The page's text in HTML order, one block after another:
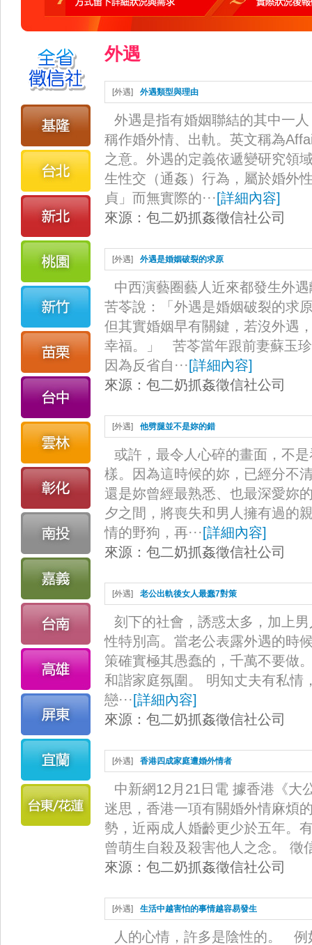
外遇
[外遇] 外遇類型與理由
外遇是指有婚姻聯結的其中一
稱作婚外情、出軌。英文稱為
之意。外遇的定義依遞變研究領
生性交（通姦）行為，屬於婚外
貞」而無實際的··· [詳細內容]
來源： 包二奶抓姦徵信社公司
[外遇] 外遇是婚姻破裂的求原
中西演藝圈藝人近來都發生外
苦苓說：「外遇是婚姻破裂的求
但其實婚姻早有關鍵，若沒外遇
幸福。」 苦苓當年跟前妻蘇玉
因為反省自··· [詳細內容]
來源： 包二奶抓姦徵信社公司
[外遇] 他劈腿並不是妳的錯
或許，最令人心碎的畫面，不
樣。因為這時候的妳，已經分不
還是妳曾經最熟悉、也最深愛妳
夕之間，將喪失和男人擁有過的
情的野狗，再··· [詳細內容]
來源： 包二奶抓姦徵信社公司
[外遇] 老公出軌後女人最蠢7對策
刻下的社會，誘惑太多，加上
性特別高。當老公表露外遇的時
策確實極其愚蠢的，千萬不要做
和諧家庭氛圍。 明知丈夫有私情
戀··· [詳細內容]
來源： 包二奶抓姦徵信社公司
[外遇] 香港四成家庭遭婚外情者
中新網12月21日電 據香港《大
迷思，香港一項有關婚外情麻煩
勢，近兩成人婚齡更少於五年。
曾萌生自殺及殺害他人之念。 徵
來源： 包二奶抓姦徵信社公司
[外遇] 生活中越害怕的事情越容易發生
人的心情，許多是陰性的。 例